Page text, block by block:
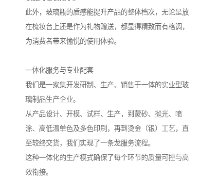
此外，玻璃瓶的质感能提升产品的整体档次，无论是放
在梳妆台上还是作为礼物赠送，都显得精致而有格调，
为消费者带来愉悦的使用体验。
一体化服务与专业配套
我们是一家集开发研制、生产、销售于一体的实业型玻
璃制品生产企业。
从产品设计、开模、试样、生产，到蒙砂、抛光、喷
涂、高低温单色及多色印刷，再到烫金（银）工艺，直
至较终交货，我们实现了一条龙服务流程。
这种一体化的生产模式确保了每个环节的质量可控与高
效衔接。